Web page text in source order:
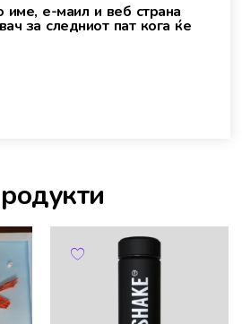
име, е-маил и веб страна
за следниот пат кога ќе